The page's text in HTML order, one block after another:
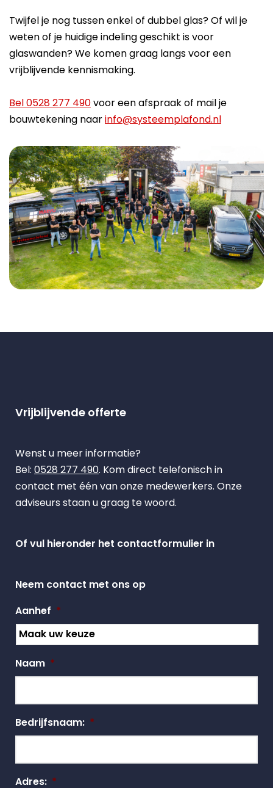
Twijfel je nog tussen enkel of dubbel glas? Of wil je
weten of je huidige indeling geschikt is voor
glaswanden? We komen graag langs voor een
vrijblijvende kennismaking.
Bel 0528 277 490voor een afspraak of mail je
bouwtekening naarinfo@systeemplafond.nl
Vrijblijvende offerte
Wenst u meer informatie?
Bel: 0528 277 490. Kom direct telefonisch in
contact met één van onze medewerkers. Onze
adviseurs staan u graag te woord.
Of vul hieronder het contactformulier in
Neem contact met ons op
Aanhef *
Naam *
Bedrijfsnaam: *
Adres: *